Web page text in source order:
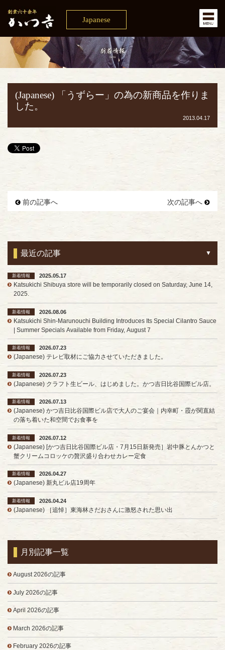
Japanese
(Japanese) 「うずらー」の為の新商品を作りま
した。
2013.04.17
前の記事へ 次の記事へ
最近の記事
新着情報
2025.05.17
Katsukichi Shibuya store will be temporarily closed on Saturday, June 14,
2025.
新着情報
2026.08.06
Katsukichi Shin-Marunouchi Building Introduces Its Special Cilantro Sauce
| Summer Specials Available from Friday, August 7
新着情報
2026.07.23
(Japanese) テレビ取材にご協力させていただきました。
新着情報
2026.07.23
(Japanese) クラフト生ビール、はじめました。かつ吉日比谷国際ビル店。
新着情報
2026.07.13
(Japanese) かつ吉日比谷国際ビル店で大人のご宴会｜内幸町・霞が関直結
の落ち着いた和空間でお食事を
新着情報
2026.07.12
(Japanese) [かつ吉日比谷国際ビル店・7月15日新発売］岩中豚とんかつと
蟹クリームコロッケの贅沢盛り合わせカレー定食
新着情報
2026.04.27
(Japanese) 新丸ビル店19周年
新着情報
2026.04.24
(Japanese) ［追悼］東海林さだおさんに激怒された思い出
月別記事一覧
August 2026の記事
July 2026の記事
April 2026の記事
March 2026の記事
February 2026の記事